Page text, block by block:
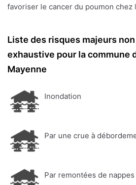
favoriser le cancer du poumon chez
Liste des risques majeurs
exhaustive pour la commune
Mayenne
Inondation
Par une crue à
Par remontées de